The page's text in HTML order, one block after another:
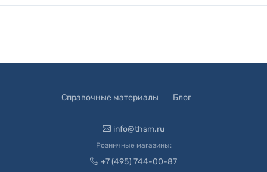
Справочные материалы Блог
info@thsm.ru
Розничные магазины:
+7 (495) 744-00-87